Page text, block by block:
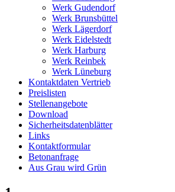
Werk Gudendorf
Werk Brunsbüttel
Werk Lägerdorf
Werk Eidelstedt
Werk Harburg
Werk Reinbek
Werk Lüneburg
Kontaktdaten Vertrieb
Preislisten
Stellenangebote
Download
Sicherheitsdatenblätter
Links
Kontaktformular
Betonanfrage
Aus Grau wird Grün